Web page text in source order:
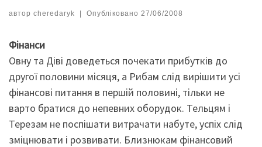
автор cheredaryk | Опубліковано 27/06/2008
Фінанси
Овну та Діві доведеться почекати прибутків до
другої половини місяця, а Рибам слід вирішити усі
фінансові питання в першій половині, тільки не
варто братися до непевних оборудок. Тельцям і
Терезам не поспішати витрачати набуте, успіх слід
зміцнювати і розвивати. Близнюкам фінансовий